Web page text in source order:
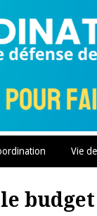
Vie
budget